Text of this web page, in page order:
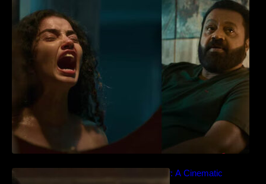
വേഷത്തിൽ നിറഞ്ഞാടി സുരേഷ് ഗോപി..
Idiyan Chandhu – Teaser: A Cinematic